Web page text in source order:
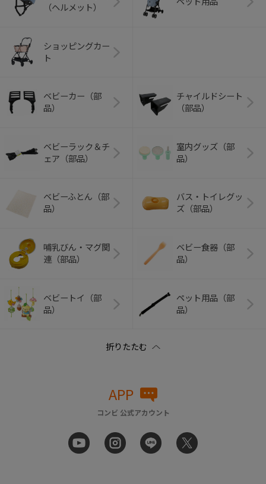
（ヘルメット）
ショッピングカー
ト
ベビーカー（部
品）
チャイルドシート
（部品）
ベビーラック＆チ
ェア（部品）
室内グッズ（部
品）
ベビーふとん（部
品）
バス・トイレグッ
ズ（部品）
哺乳びん・マグ関
連（部品）
ベビー食器（部
品）
ベビートイ（部
品）
ペット用品（部
品）
APP
コンビ 公式アカウント